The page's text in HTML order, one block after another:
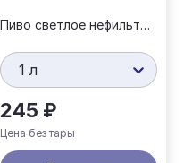
Пиво светлое нефильтрованное
1 л
245 ₽
Цена без тары